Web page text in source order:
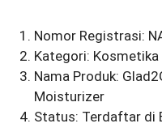
Nomor Registrasi:
Kategori: Kosmetika
Nama Produk:
Moisturizer
Status: Terdaftar di